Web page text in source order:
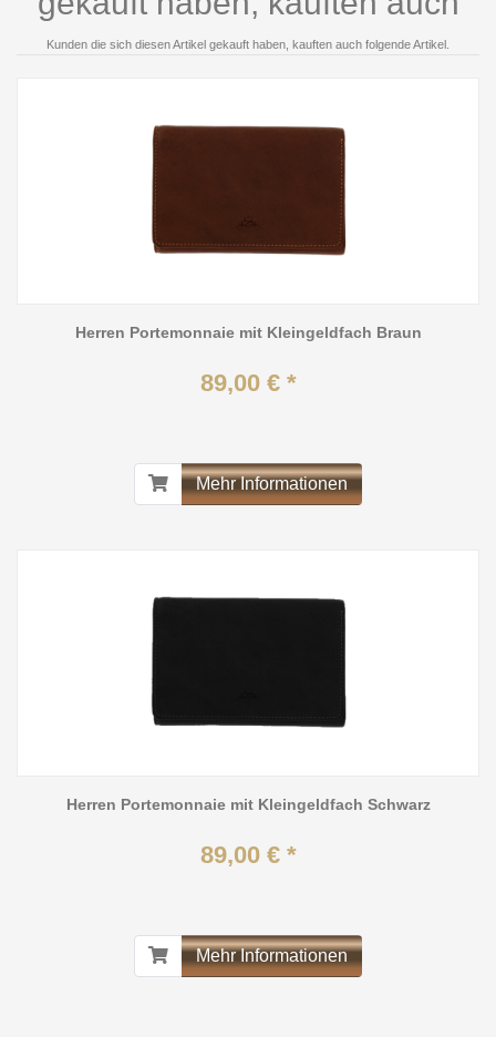
Kunden die sich diesen Artikel gekauft haben, kauften auch folgende Artikel.
Herren Portemonnaie mit Kleingeldfach Braun
89,00 € *
Mehr Informationen
Herren Portemonnaie mit Kleingeldfach Schwarz
89,00 € *
Mehr Informationen